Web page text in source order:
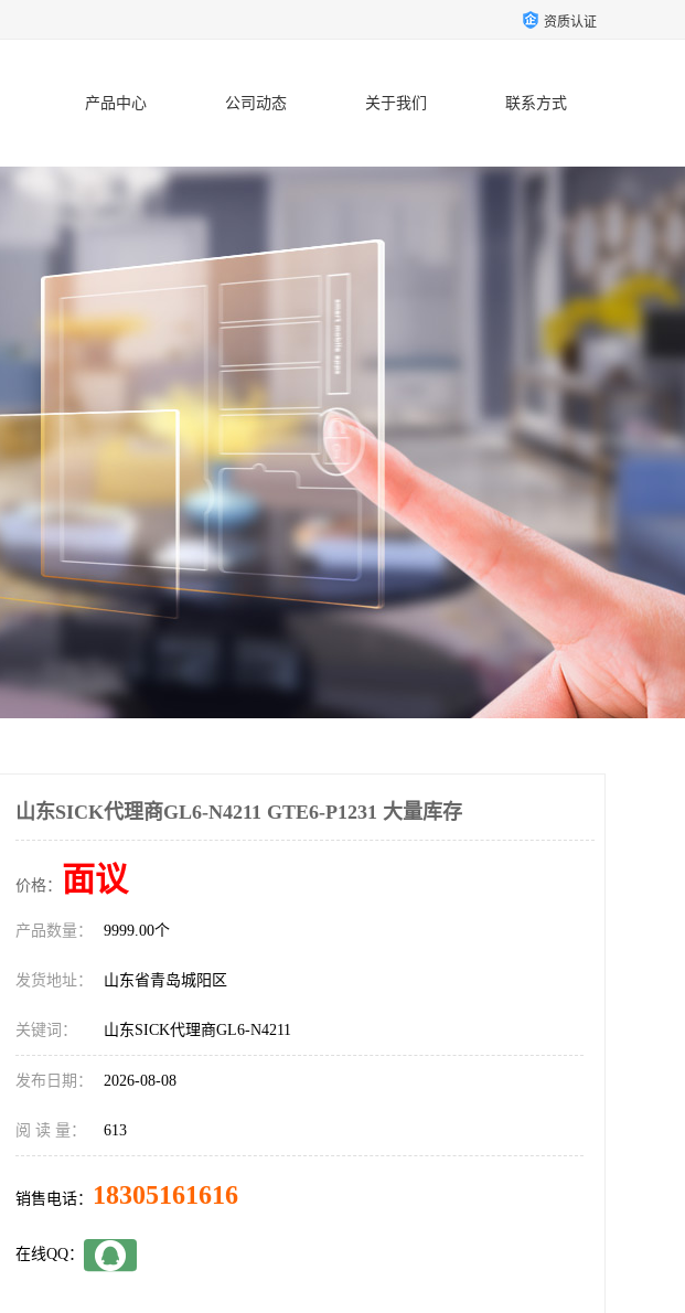
资质认证
产品中心 公司动态 关于我们 联系方式
山东SICK代理商GL6-N4211 GTE6-P1231 大量库存
价格： 面议
产品数量： 9999.00个
发货地址： 山东省青岛城阳区
关键词： 山东SICK代理商GL6-N4211
发布日期： 2026-08-08
阅 读 量： 613
销售电话： 18305161616
在线QQ：